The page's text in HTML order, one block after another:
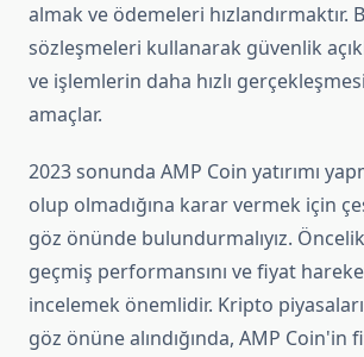
almak ve ödemeleri hızlandırmaktır.
sözleşmeleri kullanarak güvenlik
ve işlemlerin daha hızlı
amaçlar.
2023 sonunda AMP Coin yatırımı
olup olmadığına karar vermek için
göz önünde bulundurmalıyız.
geçmiş performansını ve fiyat
incelemek önemlidir. Kripto
göz önüne alındığında, AMP Coin'in